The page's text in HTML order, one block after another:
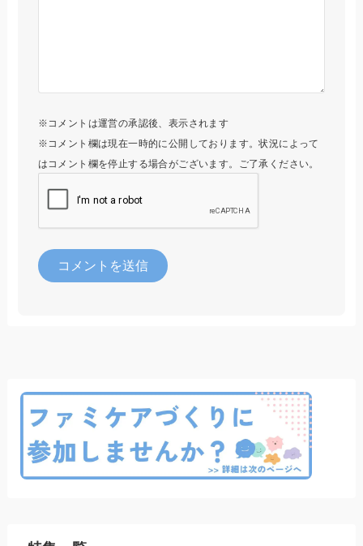
※コメントは運営の承認後、表示されます
※コメント欄は現在一時的に公開しております。状況によって
はコメント欄を停止する場合がございます。ご了承ください。